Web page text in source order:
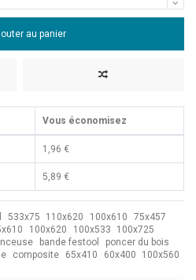
au panier
Vous économisez
1,96 €
5,89 €
533x75 110x620 100x610
75x457
100x620 100x533
100x725
bande festool
poncer du bois
composite 65x410 60x400
100x560